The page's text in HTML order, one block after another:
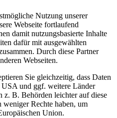
Nutzung unserer
Webseite fortlaufend
damit nutzungsbasierte Inhalte
dafür mit ausgewählten
Durch diese Partner
Webseiten.
Sie gleichzeitig, dass Daten
und ggf. weitere Länder
B. Behörden leichter auf diese
Rechte haben, um
Union.